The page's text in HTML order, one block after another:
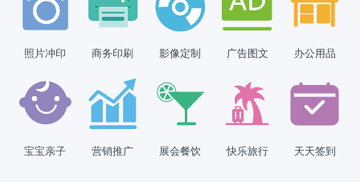
照片冲印 商务印刷 影像定制 广告图文 办公用品
宝宝亲子 营销推广 展会餐饮 快乐旅行 天天签到